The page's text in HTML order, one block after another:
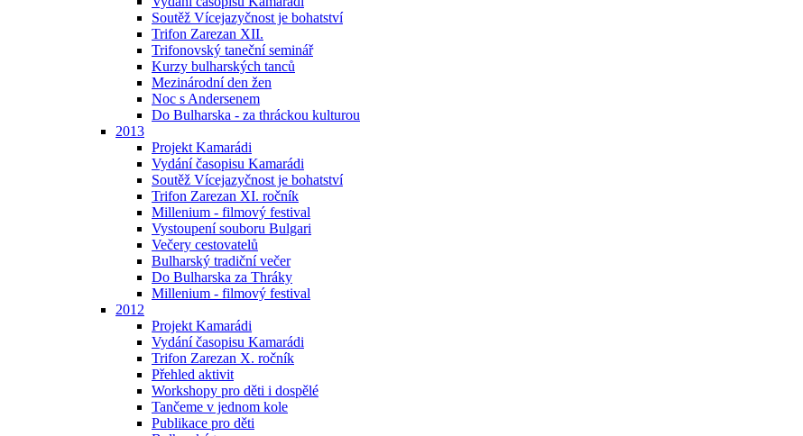
Soutěž Vícejazyčnost je bohatství
Trifon Zarezan XII.
Trifonovský taneční seminář
Kurzy bulharských tanců
Mezinárodní den žen
Noc s Andersenem
Do Bulharska - za thráckou kulturou
2013
Projekt Kamarádi
Vydání časopisu Kamarádi
Soutěž Vícejazyčnost je bohatství
Trifon Zarezan XI. ročník
Millenium - filmový festival
Vystoupení souboru Bulgari
Večery cestovatelů
Bulharský tradiční večer
Do Bulharska za Thráky
Millenium - filmový festival
2012
Projekt Kamarádi
Vydání časopisu Kamarádi
Trifon Zarezan X. ročník
Přehled aktivit
Workshopy pro děti i dospělé
Tančeme v jednom kole
Publikace pro děti